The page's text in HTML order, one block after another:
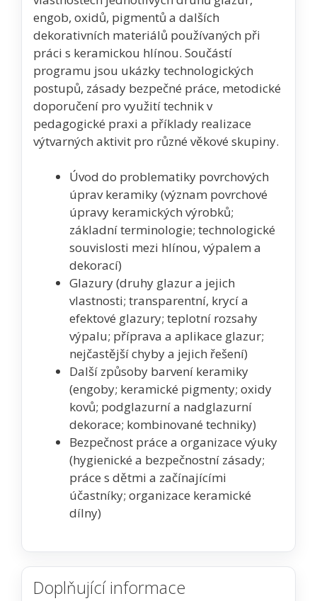
engob, oxidů, pigmentů a dalších
dekorativních materiálů používaných při
práci s keramickou hlínou. Součástí
programu jsou ukázky technologických
postupů, zásady bezpečné práce, metodické
doporučení pro využití technik v
pedagogické praxi a příklady realizace
výtvarných aktivit pro různé věkové skupiny.
Úvod do problematiky povrchových
úprav keramiky (význam povrchové
úpravy keramických výrobků;
základní terminologie; technologické
souvislosti mezi hlínou, výpalem a
dekorací)
Glazury (druhy glazur a jejich
vlastnosti; transparentní, krycí a
efektové glazury; teplotní rozsahy
výpalu; příprava a aplikace glazur;
nejčastější chyby a jejich řešení)
Další způsoby barvení keramiky
(engoby; keramické pigmenty; oxidy
kovů; podglazurní a nadglazurní
dekorace; kombinované techniky)
Bezpečnost práce a organizace výuky
(hygienické a bezpečnostní zásady;
práce s dětmi a začínajícími
účastníky; organizace keramické
dílny)
Doplňující informace